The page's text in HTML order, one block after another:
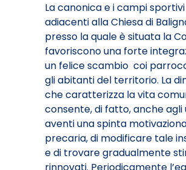
La canonica e i campi sportivi
adiacenti alla Chiesa di
presso la quale è situata la
favoriscono una forte
un felice scambio coi
gli abitanti del territorio. La
che caratterizza la vita
consente, di fatto, anche agli
aventi una spinta
precaria, di modificare tale
e di trovare gradualmente